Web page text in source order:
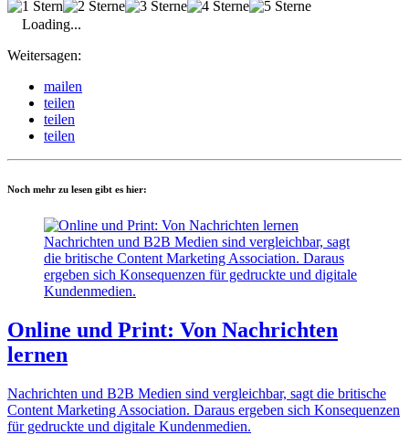
Loading...
Weitersagen:
mailen
teilen
teilen
teilen
Noch mehr zu lesen gibt es hier:
Online und Print: Von Nachrichten
lernen
Nachrichten und B2B Medien sind vergleichbar, sagt die britische
Content Marketing Association. Daraus ergeben sich Konsequenzen
für gedruckte und digitale Kundenmedien.